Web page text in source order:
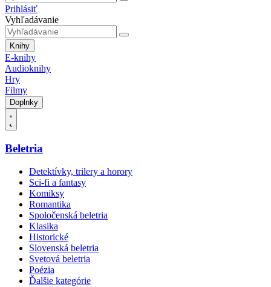
Prihlásiť
Vyhľadávanie
Knihy
E-knihy
Audioknihy
Hry
Filmy
Doplnky
Beletria
Detektívky, trilery a horory
Sci-fi a fantasy
Komiksy
Romantika
Spoločenská beletria
Klasika
Historické
Slovenská beletria
Svetová beletria
Poézia
Ďalšie kategórie